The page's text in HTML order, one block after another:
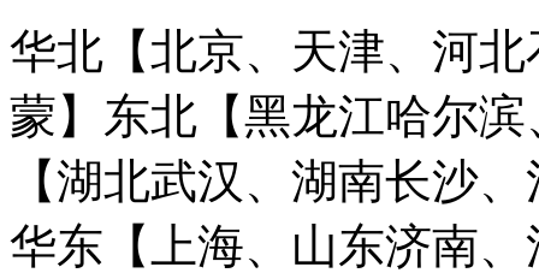
华北【北京、天津、河
蒙】 东北【黑龙江哈尔
【湖北武汉、湖南长沙
华东【上海、山东济南